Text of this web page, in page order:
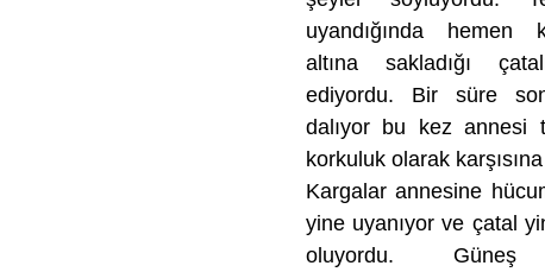
uyandığında hemen
altına sakladığı
ediyordu. Bir süre
dalıyor bu kez annesi
korkuluk olarak karşısına
Kargalar annesine
yine uyanıyor ve çatal
oluyordu. Güneş